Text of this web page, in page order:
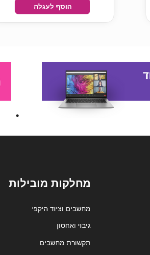
הוסף לעגלה
מחלקות מובילות
מחשבים וציוד היקפי
גיבוי ואחסון
תקשורת מחשבים